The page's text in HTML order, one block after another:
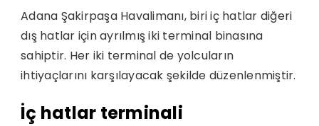
Adana Şakirpaşa Havalimanı, biri iç hatlar diğeri
dış hatlar için ayrılmış iki terminal binasına
sahiptir. Her iki terminal de yolcuların
ihtiyaçlarını karşılayacak şekilde düzenlenmiştir.
İç hatlar terminali